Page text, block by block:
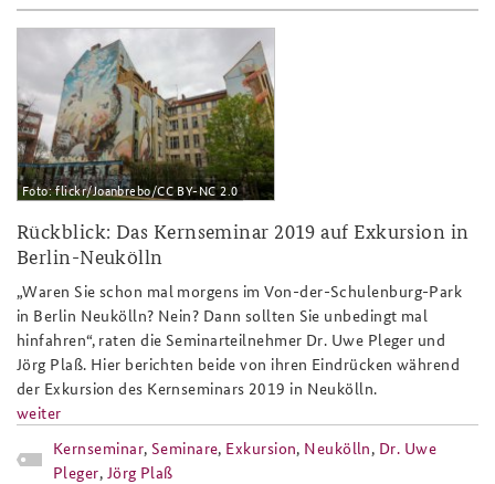
teaser-flickr-joanbrebo_cc_by-
nc_2.0.jpg
Foto: flickr/Joanbrebo/CC BY-NC 2.0
Rückblick: Das Kernseminar 2019 auf Exkursion in
Berlin-Neukölln
„Waren Sie schon mal morgens im Von-der-Schulenburg-Park
in Berlin Neukölln? Nein? Dann sollten Sie unbedingt mal
hinfahren“, raten die Seminarteilnehmer Dr. Uwe Pleger und
Jörg Plaß. Hier berichten beide von ihren Eindrücken während
der Exkursion des Kernseminars 2019 in Neukölln.
weiter
Kernseminar, Seminare, Exkursion, Neukölln, Dr. Uwe
Pleger, Jörg Plaß